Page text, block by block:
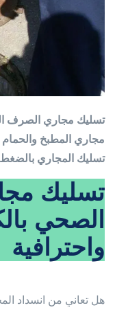
تسليك مجاري الصرف
مجاري المطبخ والحمام
تسليك المجاري بالضغط –
تسليك
الصحي
واحترافية
هل تعاني من انسداد